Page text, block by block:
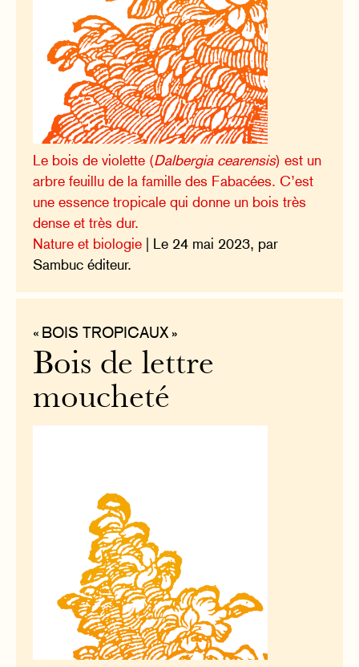
Le bois de violette (Dalbergia cearensis) est un
arbre feuillu de la famille des Fabacées. C’est
une essence tropicale qui donne un bois très
dense et très dur.
Nature et biologie | Le 24 mai 2023, par
Sambuc éditeur.
« BOIS TROPICAUX »
Bois de lettre
moucheté